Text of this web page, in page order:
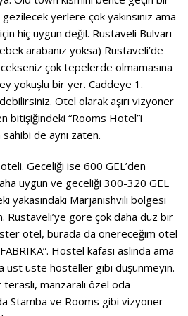
yerlere çok yakınsınız ama
hiç uygun değil. Rustaveli Bulvarı
arabanız yoksa) Rustaveli’de
çok tepelerde olmamasına
yokuşlu bir yer. Caddeye 1.
Otel olarak aşırı vizyoner
bitişiğindeki “Rooms Hotel”i
de aynı zaten.
Geceliği ise 600 GEL’den
uygun ve geceliği 300-320 GEL
yakasındaki Marjanishvili bölgesi
Rustaveli’ye göre çok daha düz bir
otel, burada da önereceğim otel
Hostel kafası aslında ama
üst üste hosteller gibi düşünmeyin.
manzaralı özel oda
Stamba ve Rooms gibi vizyoner